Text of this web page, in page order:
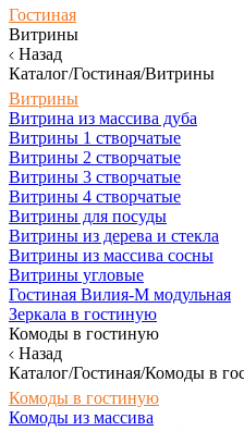
Гостиная
Витрины
Назад
Каталог/Гостиная/Витрины
Витрины
Витрина из массива дуба
Витрины 1 створчатые
Витрины 2 створчатые
Витрины 3 створчатые
Витрины 4 створчатые
Витрины для посуды
Витрины из дерева и стекла
Витрины из массива сосны
Витрины угловые
Гостиная Вилия-М модульная
Зеркала в гостиную
Комоды в гостиную
Назад
Каталог/Гостиная/Комоды в
Комоды в гостиную
Комоды из массива